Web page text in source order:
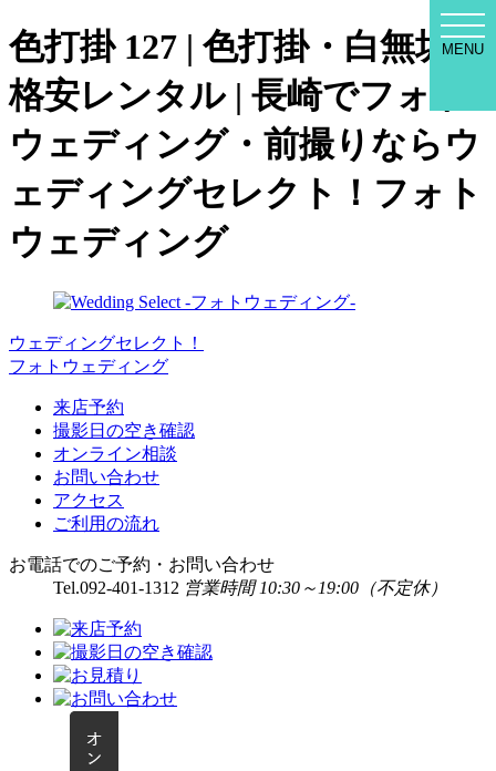
色打掛 127 | 色打掛・白無垢の
格安レンタル | 長崎でフォト
ウェディング・前撮りならウ
ェディングセレクト！フォト
ウェディング
ウェディングセレクト！
フォトウェディング
来店予約
撮影日の空き確認
オンライン相談
お問い合わせ
アクセス
ご利用の流れ
お電話でのご予約・お問い合わせ
Tel.092-401-1312 営業時間 10:30～19:00（不定休）
MENU